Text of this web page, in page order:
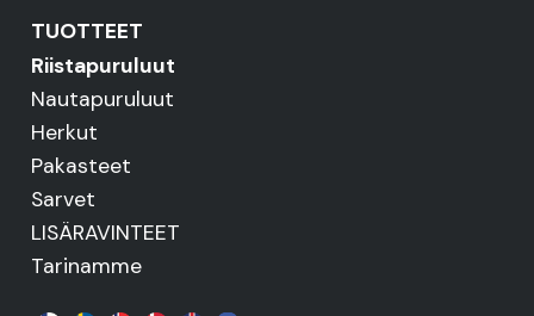
TUOTTEET
Riistapuruluut
Nautapuruluut
Herkut
Pakasteet
Sarvet
LISÄRAVINTEET
Tarinamme